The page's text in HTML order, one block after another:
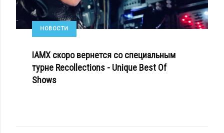
НОВОСТИ
IAMX скоро вернется со специальным
турне Recollections - Unique Best Of
Shows